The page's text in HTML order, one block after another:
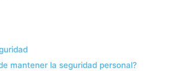
mantener la seguridad personal?